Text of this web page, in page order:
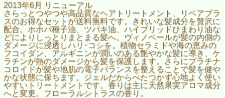
2013年6月 リニューアル
さらっとつやつや高品質なヘアトリートメント、リペアプラ
スのお得なセットが送料無料です。きれいな髪成分を贅沢に
配合。ホホバ種子油、ツバキ油、ハイブリッドひまわり油な
どによりしっとりまとまる髪へ。ヴィノベールが髪の内側の
ダメージに浸透しハリ･コシを。植物セラミドや海の恵みの
フコイダン、アルギニンが潤いのある艶やかな髪に導き、ケ
ラチンが熱のダメージから髪を保護します。さらにプラチナ
コロイドが髪や地肌の電子バランスを整えることで髪を健や
かな状態に保ちます。ジェルだからべたつかず心地よく使い
やすいトリートメントです。香りは主に天然果実アロマ成分
へと変更。フローラルシトラスの香り。